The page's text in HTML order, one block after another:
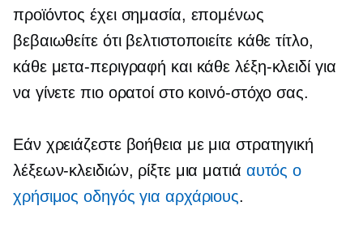
προϊόντος έχει σημασία, επομένως
βεβαιωθείτε ότι βελτιστοποιείτε κάθε τίτλο,
κάθε μετα-περιγραφή και κάθε λέξη-κλειδί για
να γίνετε πιο ορατοί στο κοινό-στόχο σας.
Εάν χρειάζεστε βοήθεια με μια στρατηγική
λέξεων-κλειδιών, ρίξτε μια ματιά αυτός ο
χρήσιμος οδηγός για αρχάριους.